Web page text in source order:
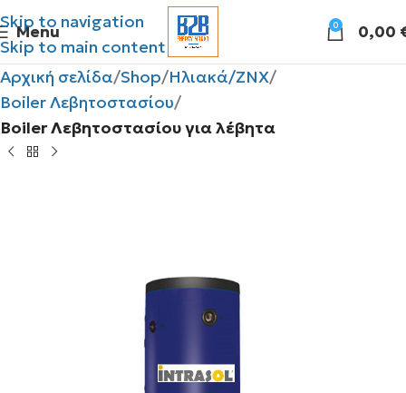
Skip to navigation
Skip to main content
Menu 0 0,00
Αρχική σελίδα Shop Ηλιακά/ΖΝΧ
Boiler Λεβητοστασίου
Boiler Λεβητοστασίου για λέβητα